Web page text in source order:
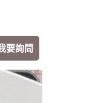
要詢問